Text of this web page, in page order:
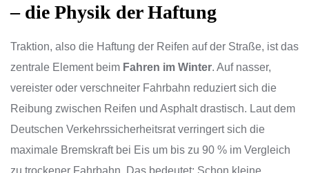
– die Physik der Haftung
Traktion, also die Haftung der Reifen auf der Straße, ist das
zentrale Element beim Fahren im Winter. Auf nasser,
vereister oder verschneiter Fahrbahn reduziert sich die
Reibung zwischen Reifen und Asphalt drastisch. Laut dem
Deutschen Verkehrssicherheitsrat verringert sich die
maximale Bremskraft bei Eis um bis zu 90 % im Vergleich
zu trockener Fahrbahn. Das bedeutet: Schon kleine